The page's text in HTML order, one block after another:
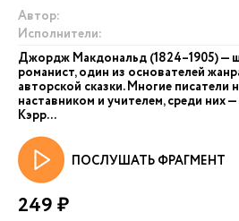
Автор:
Исполнители:
Джордж Макдональд (1824–1905) —
романист, один из основателей
авторской сказки. Многие писатели
наставником и учителем, среди них
Кэрр...
ПОСЛУШАТЬ ФРАГМЕНТ
249 ₽